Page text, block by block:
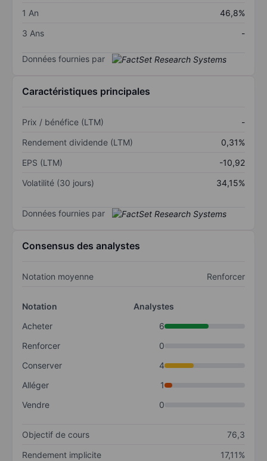
1 An
46,8%
3 Ans
-
Données fournies par
Caractéristiques principales
Prix / bénéfice (LTM)
-
Rendement dividende (LTM)
0,31%
EPS (LTM)
-10,92
Volatilité (30 jours)
34,15%
Données fournies par
Consensus des analystes
Notation moyenne Renforcer
Notation
Analystes
Acheter
6
Renforcer
0
Conserver
4
Alléger
1
Vendre
0
Objectif de cours
76,3
Rendement implicite
17,11%